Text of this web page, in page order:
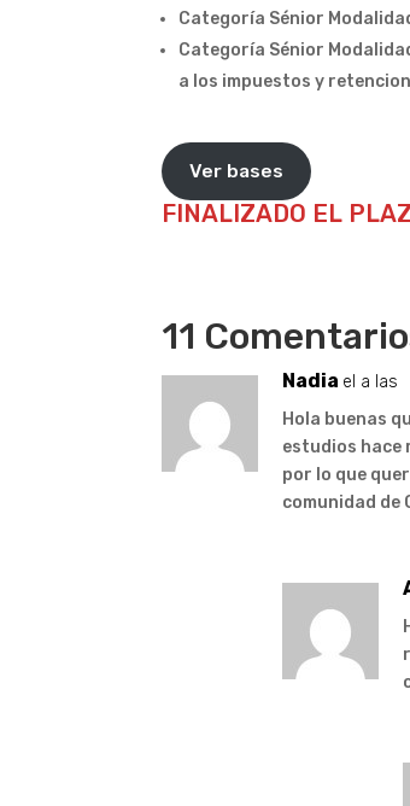
Categoría Sénior
Categoría Sénior
a los impuestos y
Ver bases
FINALIZADO EL
11
Nadia el a las
Hola buenas
estudios hace
por lo que
comunidad de